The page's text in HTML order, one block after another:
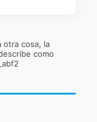
otra cosa, la
como